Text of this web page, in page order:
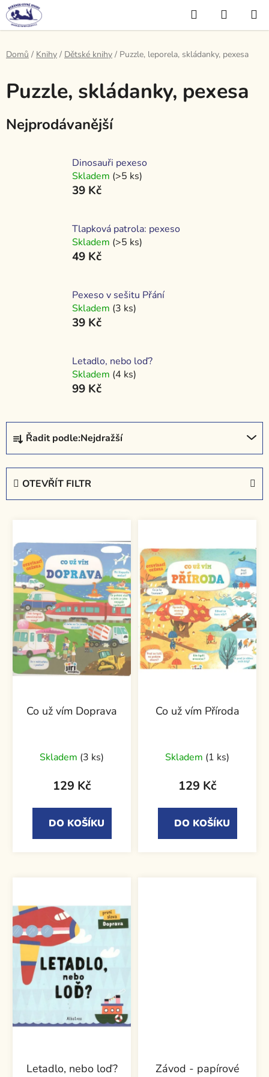
Přejít
na
obsah
Hledat
KOŠÍK
Domů / Knihy / Dětské knihy / Puzzle, leporela, skládanky, pexesa
Puzzle, skládanky, pexesa
Nejprodávanější
Dinosauři pexeso
Skladem (>5 ks)
39 Kč
Tlapková patrola: pexeso
Skladem (>5 ks)
49 Kč
Pexeso v sešitu Přání
Skladem (3 ks)
39 Kč
Letadlo, nebo loď?
Skladem (4 ks)
99 Kč
Ř
z
o
d
u
ů
Řadit podle:Nejdražší
OTEVŘÍT FILTR
p
p
o
d
u
k
Co už vím Doprava
Skladem (3 ks)
129 Kč
DO KOŠÍKU
Co už vím Příroda
Skladem (1 ks)
129 Kč
DO KOŠÍKU
Letadlo, nebo loď?
Závod - papírové